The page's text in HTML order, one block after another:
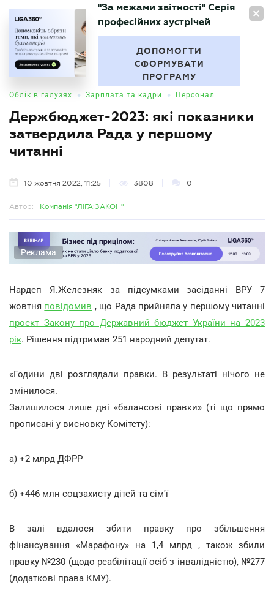
UA
БУХГАЛТЕР
"За межами звітності" Серія
професійних зустрічей
ДОПОМОГТИ
СФОРМУВАТИ
ПРОГРАМУ
Облік в галузях • Зарплата та кадри • Персонал
Держбюджет-2023: які показники
затвердила Рада у першому
читанні
10 жовтня 2022, 11:25 3808 0
Автор: Компанія "ЛІГА:ЗАКОН"
Реклама
Нардеп Я.Железняк за підсумками засіданні ВРУ 7
жовтня повідомив , що Рада прийняла у першому читанні
проект Закону про Державний бюджет України на 2023
рік. Рішення підтримав 251 народний депутат.
«Години дві розглядали правки. В результаті нічого не
змінилося.
Залишилося лише дві «балансові правки» (ті що прямо
прописані у висновку Комітету):
а) +2 млрд ДФРР
б) +446 млн соцзахисту дітей та сім'ї
В залі вдалося збити правку про збільшення
фінансування «Марафону» на 1,4 млрд , також збили
правку №230 (щодо реабілітації осіб з інвалідністю), №277
(додаткові права КМУ).